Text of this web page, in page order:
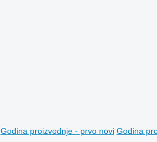
Godina proizvodnje - prvo novi Godina